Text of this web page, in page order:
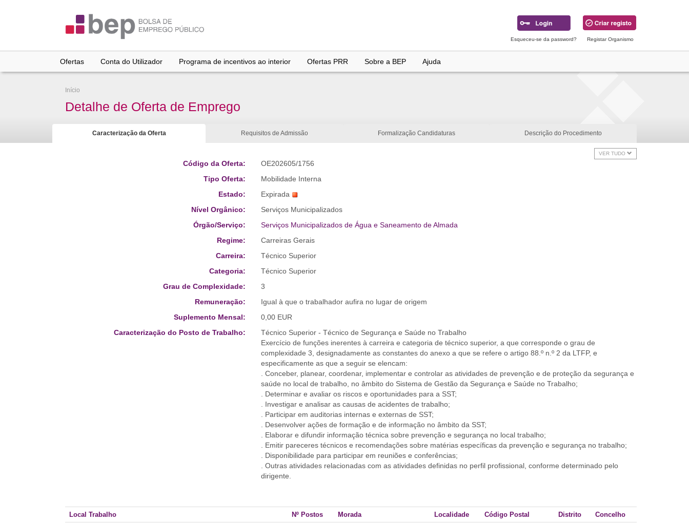
Esqueceu-se da password? Registar Organismo
Ofertas Conta do Utilizador Programa de incentivos ao interior Ofertas PRR Sobre a BEP Ajuda
Início
Detalhe de Oferta de Emprego
Caracterização da Oferta Requisitos de Admissão Formalização Candidaturas Descrição do Procedimento
VER TUDO
Código da Oferta:
OE202605/1756
Tipo Oferta:
Mobilidade Interna
Estado:
Expirada
Nível Orgânico:
Serviços Municipalizados
Órgão/Serviço:
Serviços Municipalizados de Água e Saneamento de Almada
Regime:
Carreiras Gerais
Carreira:
Técnico Superior
Categoria:
Técnico Superior
Grau de Complexidade:
3
Remuneração:
Igual à que o trabalhador aufira no lugar de origem
Suplemento Mensal:
0,00 EUR
Caracterização do Posto de Trabalho:
Técnico Superior - Técnico de Segurança e Saúde no Trabalho
Exercício de funções inerentes à carreira e categoria de técnico superior, a que corresponde o grau de
complexidade 3, designadamente as constantes do anexo a que se refere o artigo 88.º n.º 2 da LTFP, e
especificamente as que a seguir se elencam:
. Conceber, planear, coordenar, implementar e controlar as atividades de prevenção e de proteção da segurança e
saúde no local de trabalho, no âmbito do Sistema de Gestão da Segurança e Saúde no Trabalho;
. Determinar e avaliar os riscos e oportunidades para a SST;
. Investigar e analisar as causas de acidentes de trabalho;
. Participar em auditorias internas e externas de SST;
. Desenvolver ações de formação e de informação no âmbito da SST;
. Elaborar e difundir informação técnica sobre prevenção e segurança no local trabalho;
. Emitir pareceres técnicos e recomendações sobre matérias específicas da prevenção e segurança no trabalho;
. Disponibilidade para participar em reuniões e conferências;
. Outras atividades relacionadas com as atividades definidas no perfil profissional, conforme determinado pelo
dirigente.
Local Trabalho Nº Postos Morada Localidade Código Postal Distrito
Concelho